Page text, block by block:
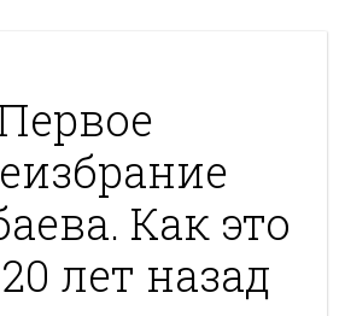
Как это
лет назад